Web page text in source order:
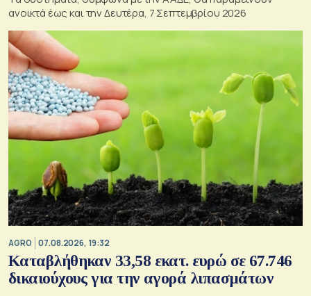
ανοικτά έως και την Δευτέρα, 7 Σεπτεμβρίου 2026
AGRO 07.08.2026, 19:32
Καταβλήθηκαν 33,58 εκατ. ευρώ σε 67.746
δικαιούχους για την αγορά λιπασμάτων